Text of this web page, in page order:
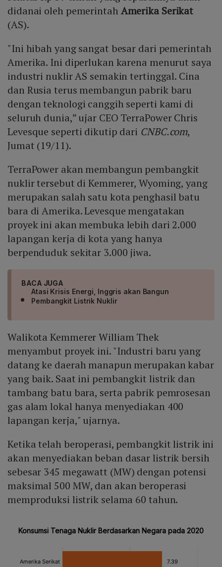
didanai oleh pemerintah Amerika Serikat
(AS).
"Ini hibah yang sangat besar dari pemerintah
Amerika. Ini diperlukan karena menurut saya
industri nuklir AS semakin tertinggal. Cina
dan Rusia terus membangun pabrik baru
dengan teknologi canggih seperti kami di
seluruh dunia,” ujar CEO TerraPower Chris
Levesque seperti dikutip dari CNBC.com,
Jumat (19/11).
TerraPower akan membangun pembangkit
nuklir tersebut di Kemmerer, Wyoming, yang
merupakan salah satu kota penghasil batu
bara di Amerika. Levesque mengatakan
proyek ini akan membuka lebih dari 2.000
lapangan kerja di kota yang hanya
berpenduduk sekitar 3.000 jiwa.
BACA JUGA
Atasi Krisis Energi, Inggris akan Bangun
Pembangkit Listrik Nuklir
Walikota Kemmerer William Thek
menyambut proyek ini. "Industri baru yang
datang ke daerah manapun merupakan kabar
yang baik. Saat ini pembangkit listrik dan
tambang batu bara, serta pabrik pemrosesan
gas alam lokal hanya menyediakan 400
lapangan kerja," ujarnya.
Ketika telah beroperasi, pembangkit listrik ini
akan menyediakan beban dasar listrik bersih
sebesar 345 megawatt (MW) dengan potensi
maksimal 500 MW, dan akan beroperasi
memproduksi listrik selama 60 tahun.